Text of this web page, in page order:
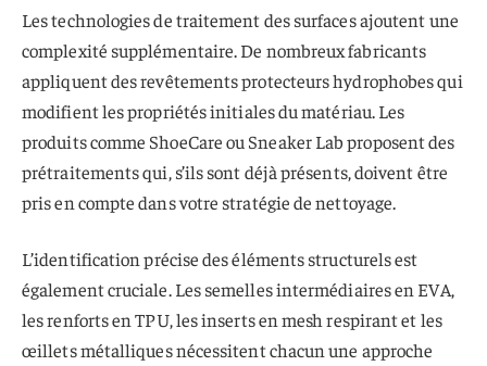
Les technologies de traitement des surfaces ajoutent une
complexité supplémentaire. De nombreux fabricants
appliquent des revêtements protecteurs hydrophobes qui
modifient les propriétés initiales du matériau. Les
produits comme ShoeCare ou Sneaker Lab proposent des
prétraitements qui, s’ils sont déjà présents, doivent être
pris en compte dans votre stratégie de nettoyage.
L’identification précise des éléments structurels est
également cruciale. Les semelles intermédiaires en EVA,
les renforts en TPU, les inserts en mesh respirant et les
œillets métalliques nécessitent chacun une approche